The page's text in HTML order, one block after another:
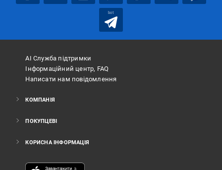
bot
АІ Служба підтримки
Інформаційний центр, FAQ
Написати нам повідомлення
КОМПАНІЯ
ПОКУПЦЕВІ
КОРИСНА ІНФОРМАЦІЯ